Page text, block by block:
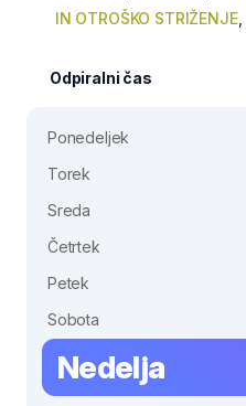
IN OTROŠKO STRIŽENJE,
Odpiralni čas
Ponedeljek
Torek
Sreda
Četrtek
Petek
Sobota
Nedelja